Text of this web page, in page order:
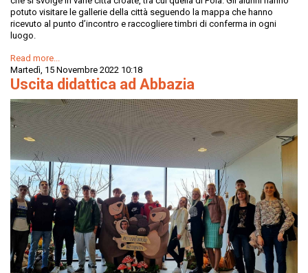
potuto visitare le gallerie della città seguendo la mappa che hanno
ricevuto al punto d’incontro e raccogliere timbri di conferma in ogni
luogo.
Read more...
Martedì, 15 Novembre 2022 10:18
Uscita didattica ad Abbazia